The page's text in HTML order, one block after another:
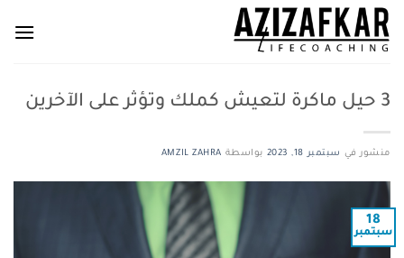
تخطي
للمحتوى
3 حيل ماكرة لتعيش كملك وتؤثر على الآخرين
منشور في سبتمبر 18, 2023 بواسطة AMZIL ZAHRA
18
سبتمبر